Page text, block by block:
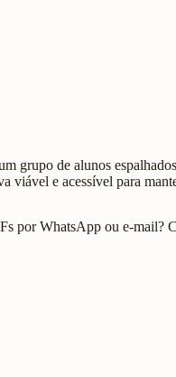
grupo de alunos
viável e acessível para
por WhatsApp ou e-mail?